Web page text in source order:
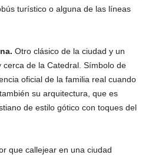
turístico o alguna de las líneas
Otro clásico de la ciudad y un
de la Catedral. Símbolo de
oficial de la familia real cuando
su arquitectura, que es
de estilo gótico con toques del
que callejear en una ciudad